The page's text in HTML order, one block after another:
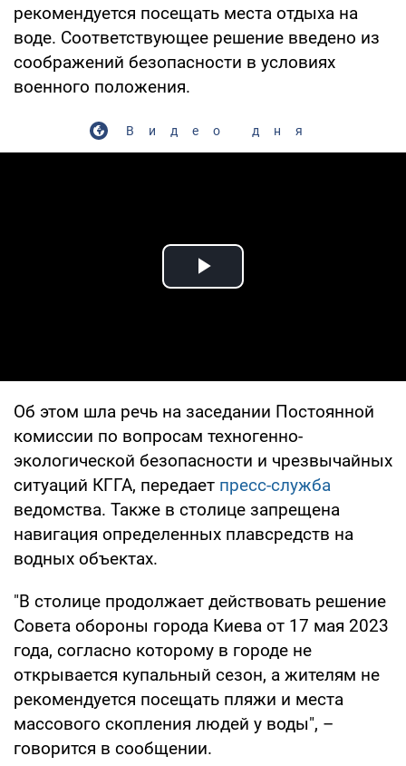
рекомендуется посещать места отдыха на
воде. Соответствующее решение введено из
соображений безопасности в условиях
военного положения.
Видео дня
Play Video
Об этом шла речь на заседании Постоянной
комиссии по вопросам техногенно-
экологической безопасности и чрезвычайных
ситуаций КГГА, передает пресс-служба
ведомства. Также в столице запрещена
навигация определенных плавсредств на
водных объектах.
"В столице продолжает действовать решение
Совета обороны города Киева от 17 мая 2023
года, согласно которому в городе не
открывается купальный сезон, а жителям не
рекомендуется посещать пляжи и места
массового скопления людей у воды", –
говорится в сообщении.